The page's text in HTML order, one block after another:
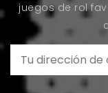
juegos de rol